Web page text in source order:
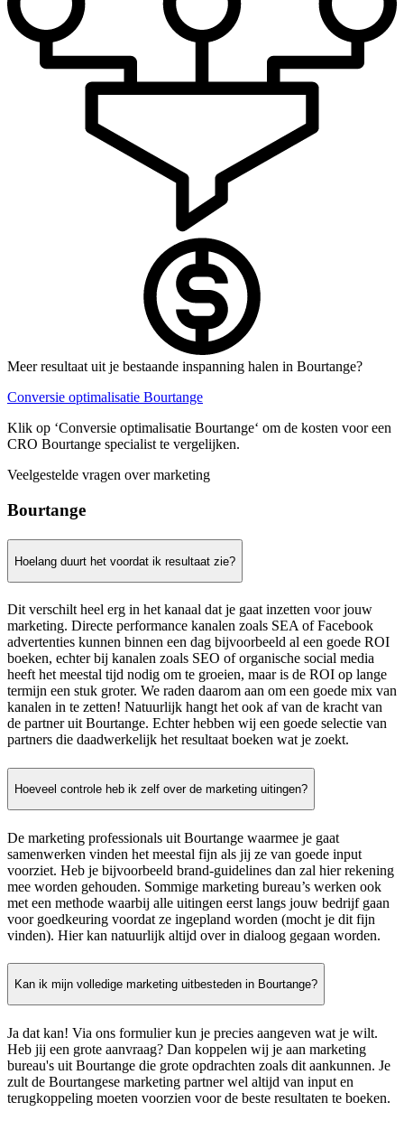
Meer resultaat uit je bestaande inspanning halen in Bourtange?
Conversie optimalisatie Bourtange
Klik op ‘Conversie optimalisatie Bourtange‘ om de kosten voor een
CRO Bourtange specialist te vergelijken.
Veelgestelde vragen over marketing
Bourtange
Hoelang duurt het voordat ik resultaat zie?
Dit verschilt heel erg in het kanaal dat je gaat inzetten voor jouw
marketing. Directe performance kanalen zoals SEA of Facebook
advertenties kunnen binnen een dag bijvoorbeeld al een goede ROI
boeken, echter bij kanalen zoals SEO of organische social media
heeft het meestal tijd nodig om te groeien, maar is de ROI op lange
termijn een stuk groter. We raden daarom aan om een goede mix van
kanalen in te zetten! Natuurlijk hangt het ook af van de kracht van
de partner uit Bourtange. Echter hebben wij een goede selectie van
partners die daadwerkelijk het resultaat boeken wat je zoekt.
Hoeveel controle heb ik zelf over de marketing uitingen?
De marketing professionals uit Bourtange waarmee je gaat
samenwerken vinden het meestal fijn als jij ze van goede input
voorziet. Heb je bijvoorbeeld brand-guidelines dan zal hier rekening
mee worden gehouden. Sommige marketing bureau’s werken ook
met een methode waarbij alle uitingen eerst langs jouw bedrijf gaan
voor goedkeuring voordat ze ingepland worden (mocht je dit fijn
vinden). Hier kan natuurlijk altijd over in dialoog gegaan worden.
Kan ik mijn volledige marketing uitbesteden in Bourtange?
Ja dat kan! Via ons formulier kun je precies aangeven wat je wilt.
Heb jij een grote aanvraag? Dan koppelen wij je aan marketing
bureau's uit Bourtange die grote opdrachten zoals dit aankunnen. Je
zult de Bourtangese marketing partner wel altijd van input en
terugkoppeling moeten voorzien voor de beste resultaten te boeken.